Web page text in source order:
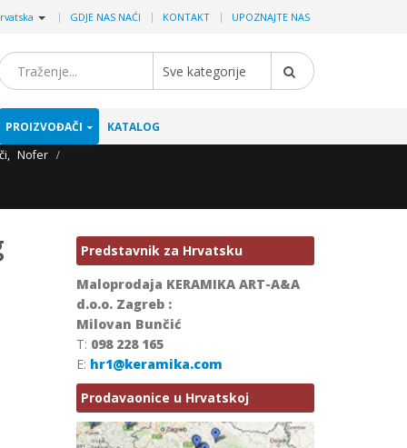
| GDJE NAS NAĆI KONTAKT UPOZNAJTE NAS
Sve kategorije
PROIZVOĐAČI
KATALOG
, Nofer
Predstavnik za Hrvatsku
Maloprodaja KERAMIKA ART-A&A
d.o.o. Zagreb :
Milovan Bunčić
T: 098 228 165
E: hr1@keramika.com
Prodavaonice u Hrvatskoj